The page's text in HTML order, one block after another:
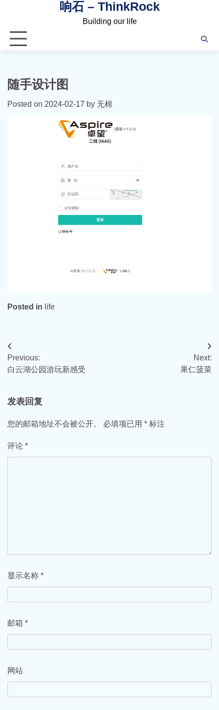
响石 – ThinkRock
Building our life
随手设计图
Posted on 2024-02-17 by 无棉
Posted in life
文
章
航
Previous:
白云湖公园游玩新感受
Next:
果仁菠菜
发表回复
您的邮箱地址不会被公开。 必填项已用 * 标注
评论 *
显示名称 *
邮箱 *
网站